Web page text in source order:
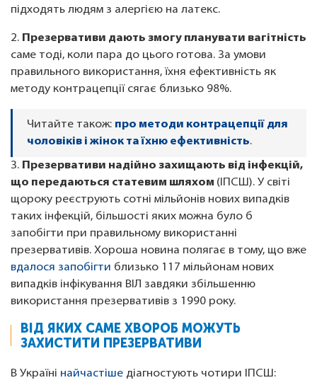
підходять людям з алергією на латекс.
2. Презервативи дають змогу планувати вагітність
саме тоді, коли пара до цього готова. За умови
правильного використання, їхня ефективність як
методу контрацепції сягає близько 98%.
Читайте також: про методи контрацепції для
чоловіків і жінок та їхню ефективність.
3. Презервативи надійно захищають від інфекцій,
що передаються статевим шляхом (ІПСШ). У світі
щороку реєструють сотні мільйонів нових випадків
таких інфекцій, більшості яких можна було б
запобігти при правильному використанні
презервативів. Хороша новина полягає в тому, що вже
вдалося запобігти близько 117 мільйонам нових
випадків інфікування ВІЛ завдяки збільшенню
використання презервативів з 1990 року.
ВІД ЯКИХ САМЕ ХВОРОБ МОЖУТЬ
ЗАХИСТИТИ ПРЕЗЕРВАТИВИ
В Україні найчастіше діагностують чотири ІПСШ: